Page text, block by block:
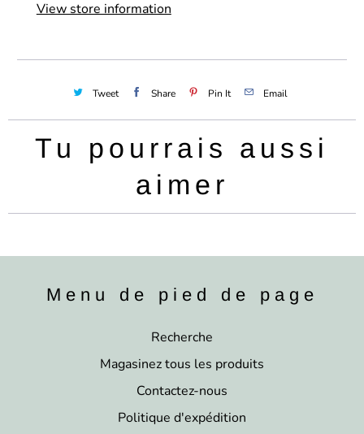
View store information
Tweet Share Pin It Email
Tu pourrais aussi
aimer
Menu de pied de page
Recherche
Magasinez tous les produits
Contactez-nous
Politique d'expédition